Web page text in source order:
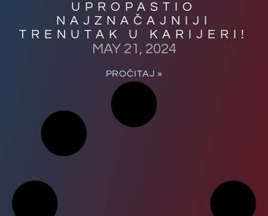
UPROPASTIO
NAJZNAČAJNIJI
TRENUTAK U KARIJERI!
MAY 21, 2024
PROČITAJ »